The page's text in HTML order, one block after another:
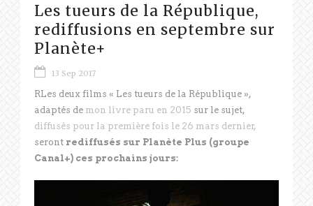
Les tueurs de la République,
rediffusions en septembre sur
Planète+
13 Sep 2017
RLes deux films « Les tueurs de la République »,
adaptés de mon livre paru en 2015 sur le sujet,
diffusés pour la première fois le 26 mars dernier,
seront rediffusés sur Planète Plus (groupe
Canal+) ces prochains jours: